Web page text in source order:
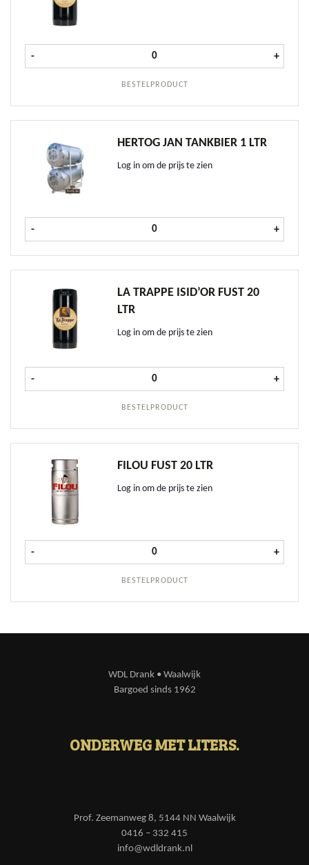
BESTELPRODUCT
- La Trappe Tripel fust 20 ltr aantal
+
HERTOG JAN TANKBIER 1 LTR
Log in om de prijs te zien
- Hertog Jan Tankbier 1 ltr aantal
+
LA TRAPPE ISID’OR FUST 20
LTR
Log in om de prijs te zien
BESTELPRODUCT
- La Trappe Isid'or fust 20 ltr aantal
+
FILOU FUST 20 LTR
Log in om de prijs te zien
BESTELPRODUCT
- Filou fust 20 ltr aantal +
WDL Drank • Waalwijk
Bargoed sinds 1962
ONDERWEG MET LITERS.
Prof. Zeemanweg 8, 5144 NN Waalwijk
0416 – 332 415
info@wdldrank.nl